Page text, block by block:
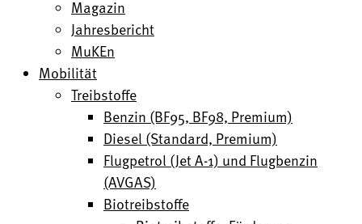
Magazin
Jahresbericht
MuKEn
Mobilität
Treibstoffe
Benzin (BF95, BF98, Premium)
Diesel (Standard, Premium)
Flugpetrol (Jet A-1) und Flugbenzin
(AVGAS)
Biotreibstoffe